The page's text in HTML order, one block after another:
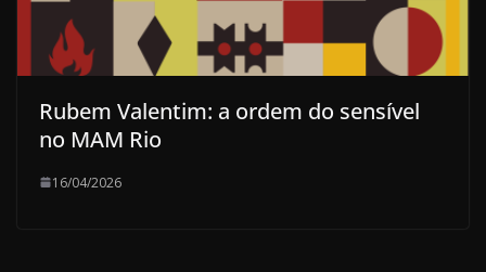
Rubem Valentim: a ordem do sensível
no MAM Rio
16/04/2026